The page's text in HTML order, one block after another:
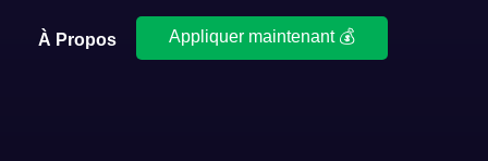
À Propos Appliquer maintenant 💰